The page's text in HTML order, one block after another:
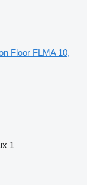
Floor FLMA 10,
1